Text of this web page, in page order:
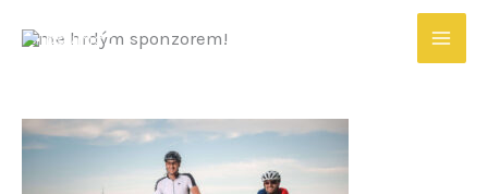
Jsme hrdým sponzorem!